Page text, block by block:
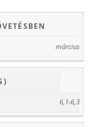
március
6,1-6,3